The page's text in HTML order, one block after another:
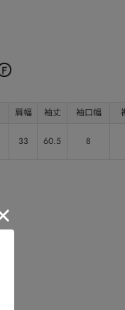
肩幅 袖丈 袖口幅
33 60.5 8